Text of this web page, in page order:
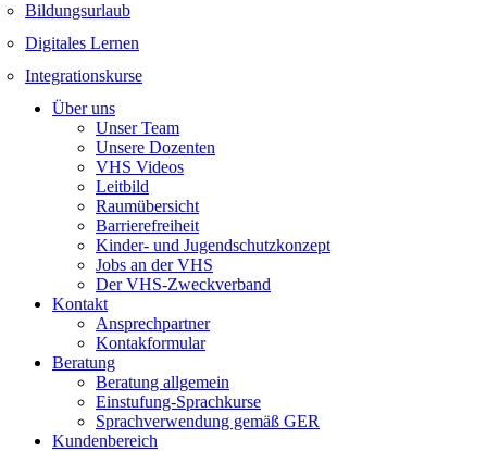
Bildungsurlaub
Digitales Lernen
Integrationskurse
Über uns
Unser Team
Unsere Dozenten
VHS Videos
Leitbild
Raumübersicht
Barrierefreiheit
Kinder- und Jugendschutzkonzept
Jobs an der VHS
Der VHS-Zweckverband
Kontakt
Ansprechpartner
Kontakformular
Beratung
Beratung allgemein
Einstufung-Sprachkurse
Sprachverwendung gemäß GER
Kundenbereich